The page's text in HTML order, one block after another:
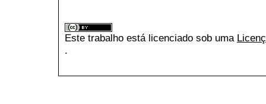
Este trabalho está licenciado sob uma
.